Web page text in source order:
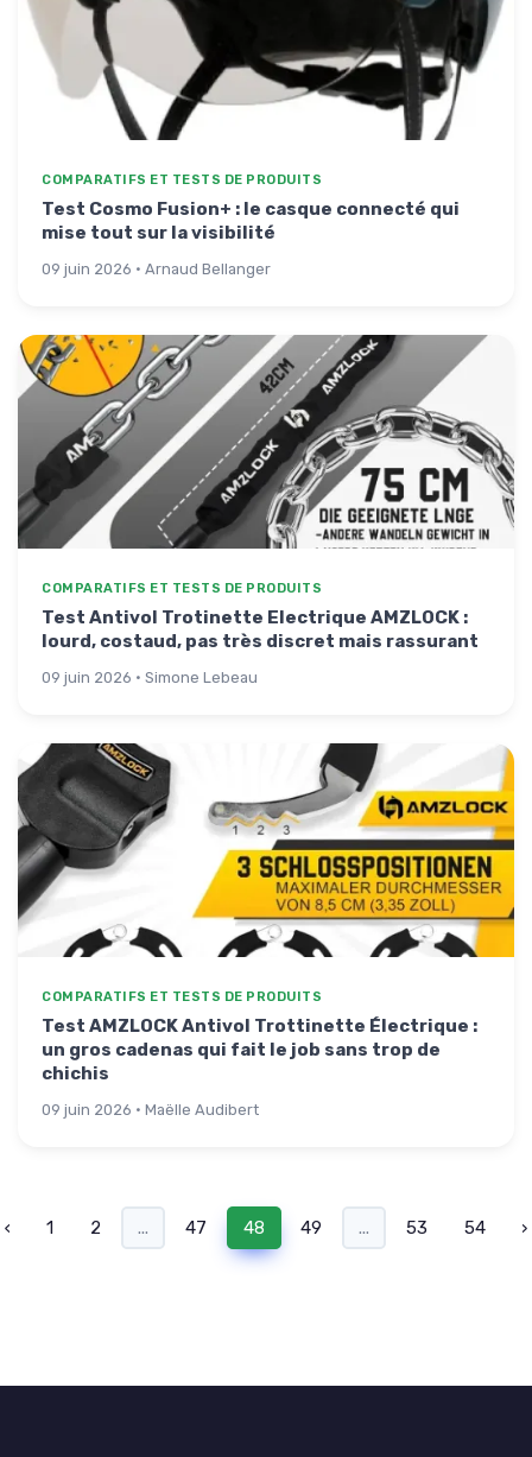
COMPARATIFS ET TESTS DE PRODUITS
Test Cosmo Fusion+ : le casque connecté qui
mise tout sur la visibilité
09 juin 2026 · Arnaud Bellanger
COMPARATIFS ET TESTS DE PRODUITS
Test Antivol Trotinette Electrique AMZLOCK :
lourd, costaud, pas très discret mais rassurant
09 juin 2026 · Simone Lebeau
COMPARATIFS ET TESTS DE PRODUITS
Test AMZLOCK Antivol Trottinette Électrique :
un gros cadenas qui fait le job sans trop de
chichis
09 juin 2026 · Maëlle Audibert
‹ 1 2 ... 47 48 49 ... 53 54 ›